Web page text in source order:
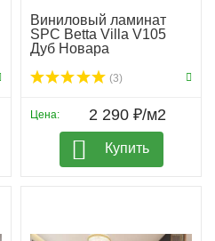
Виниловый ламинат
SPC Betta Villa V105
Дуб Новара
(3)
Цена: 2 290 ₽/м2
Купить